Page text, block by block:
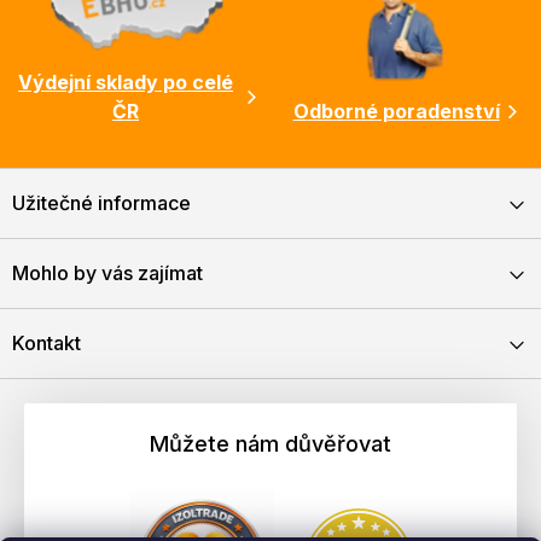
Výdejní sklady po celé
ČR
Odborné poradenství
Užitečné informace
Mohlo by vás zajímat
Kontakt
Můžete nám důvěřovat